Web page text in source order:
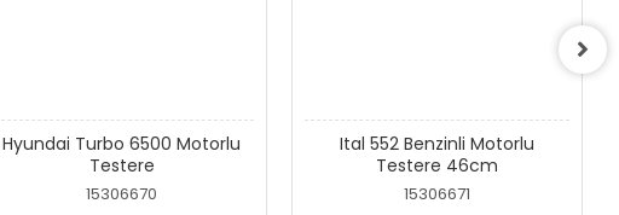
Hyundai Turbo 6500 Motorlu
Testere
15306670
Ital 552 Benzinli Motorlu
Testere 46cm
15306671